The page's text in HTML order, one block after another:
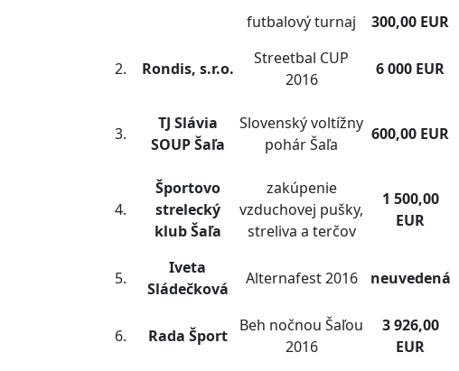
futbalový turnaj
300,00 EUR
2. Rondis, s.r.o.
Streetbal CUP
2016
6 000 EUR
3.
TJ Slávia
SOUP Šaľa
Slovenský voltížny
pohár Šaľa
600,00 EUR
4.
Športovo
strelecký
klub Šaľa
zakúpenie
vzduchovej pušky,
streliva a terčov
1 500,00
EUR
5.
Iveta
Sládečková
Alternafest 2016 neuvedená
6. Rada Šport
Beh nočnou Šaľou
2016
3 926,00
EUR